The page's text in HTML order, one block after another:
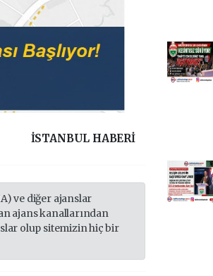
İSTANBUL HABERİ
ve diğer ajanslar
ajans kanallarından
olup sitemizin hiç bir